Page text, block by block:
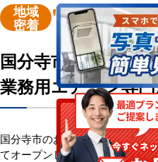
地域
密着 "国分寺市"
国分寺市にお住い
業務用エアコン専
国分寺市のお客様へ業務用エア
てオープンしました。以来、皆